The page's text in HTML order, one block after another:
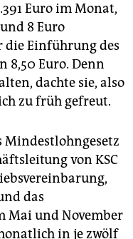
Euro im Monat,
8 Euro
die Einführung des
8,50 Euro. Denn
dachte sie, also
zu früh gefreut.
Mindestlohngesetz
von KSC
das
Mai und November
in je zwölf